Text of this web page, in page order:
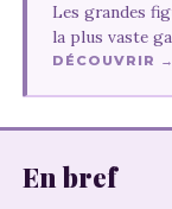
Les grandes
la plus vaste
DÉCOUVRIR →
En bref